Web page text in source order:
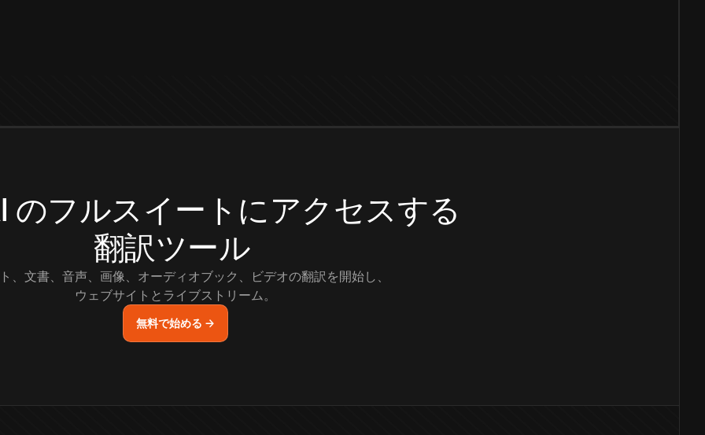
のフルスイートにアクセスする
翻訳ツール
、文書、音声、画像、オーディオブック、ビデオの翻訳を開始し、
ウェブサイトとライブストリーム。
無料で始める →